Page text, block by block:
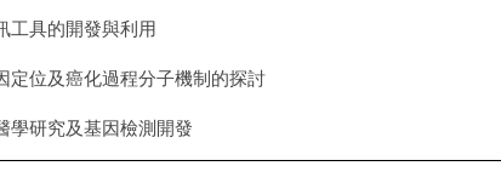
工具的開發與利用
定位及癌化過程分子機制的探討
學研究及基因檢測開發